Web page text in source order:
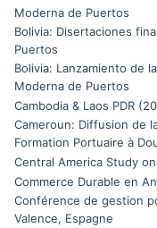
Moderna de Puertos
Bolivia: Disertaciones
Puertos
Bolivia: Lanzamiento de
Moderna de Puertos
Cambodia & Laos PDR
Cameroun: Diffusion de
Formation Portuaire à
Central America Study
Commerce Durable en
Conférence de gestion
Valence, Espagne